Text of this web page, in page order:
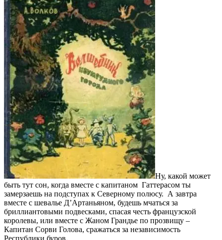
Ну, какой может
быть тут сон, когда вместе с капитаном Гаттерасом ты
замерзаешь на подступах к Северному полюсу. А завтра
вместе с шевалье Д’Артаньяном, будешь мчаться за
бриллиантовыми подвесками, спасая честь французской
королевы, или вместе с Жаном Грандье по прозвищу –
Капитан Сорви Голова, сражаться за независимость
Республики буров.